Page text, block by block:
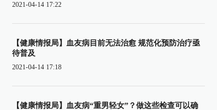
2021-04-14 17:22
【健康情报局】血友病目前无法治愈 规范化预防治疗亟
待普及
2021-04-14 17:18
【健康情报局】血友病“重男轻女”？做这些检查可以确